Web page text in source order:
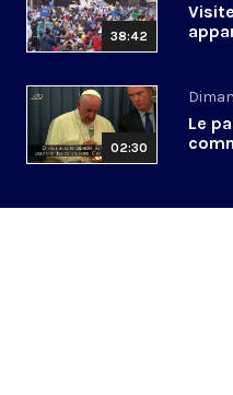
38:42
02:30
Le